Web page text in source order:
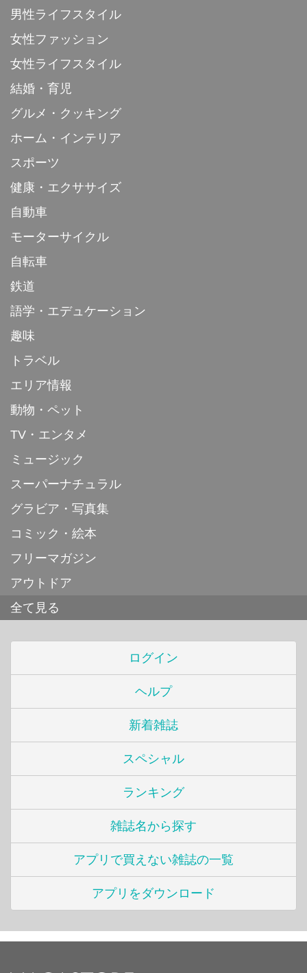
男性ライフスタイル
女性ファッション
女性ライフスタイル
結婚・育児
グルメ・クッキング
ホーム・インテリア
スポーツ
健康・エクササイズ
自動車
モーターサイクル
自転車
鉄道
語学・エデュケーション
趣味
トラベル
エリア情報
動物・ペット
TV・エンタメ
ミュージック
スーパーナチュラル
グラビア・写真集
コミック・絵本
フリーマガジン
アウトドア
全て見る
ログイン
ヘルプ
新着雑誌
スペシャル
ランキング
雑誌名から探す
アプリで買えない雑誌の一覧
アプリをダウンロード